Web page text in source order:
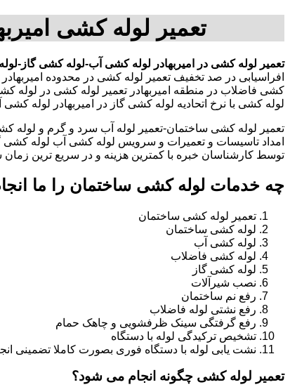
تعمیر لوله کشی
تعمیر لوله کشی در امیربهادر لوله کشی آب-لوله کشی گاز-
افراسیابی در صد تخفیف تعمیر لوله کشی در محدوده امیربهادر
کشی فاضلاب در منطقه امیربهادر تعمیر لوله کشی در لوله
لوله کشی با نرخ اتحادیه لوله کشی گاز در امیربهادر لوله
تعمیر لوله کشی ساختمان-تعمیر لوله آب سرد و گرم و لوله
امداد تاسیسات و تعمیرات و سرویس لوله کشی آب لوله
توسط کارشناسان خبره با کمترین هزینه و در سریع ترین زمان
چه خدمات لوله کشی ساختمان را ما
تعمیر لوله کشی ساختمان
لوله کشی ساختمان
لوله کشی آب
لوله کشی فاضلاب
لوله کشی گاز
نصب شیرآلات
رفع نم ساختمان
رفع نشتی لوله فاضلاب
رفع گرفتگی سینک ظرفشویی و چاهک حمام
تشخیص ترکیدگی لوله با دستگاه
نشت یابی لوله با دستگاه فوری بصورت کاملا تضمینی
تعمیر لوله کشی چگونه انجام می شود؟